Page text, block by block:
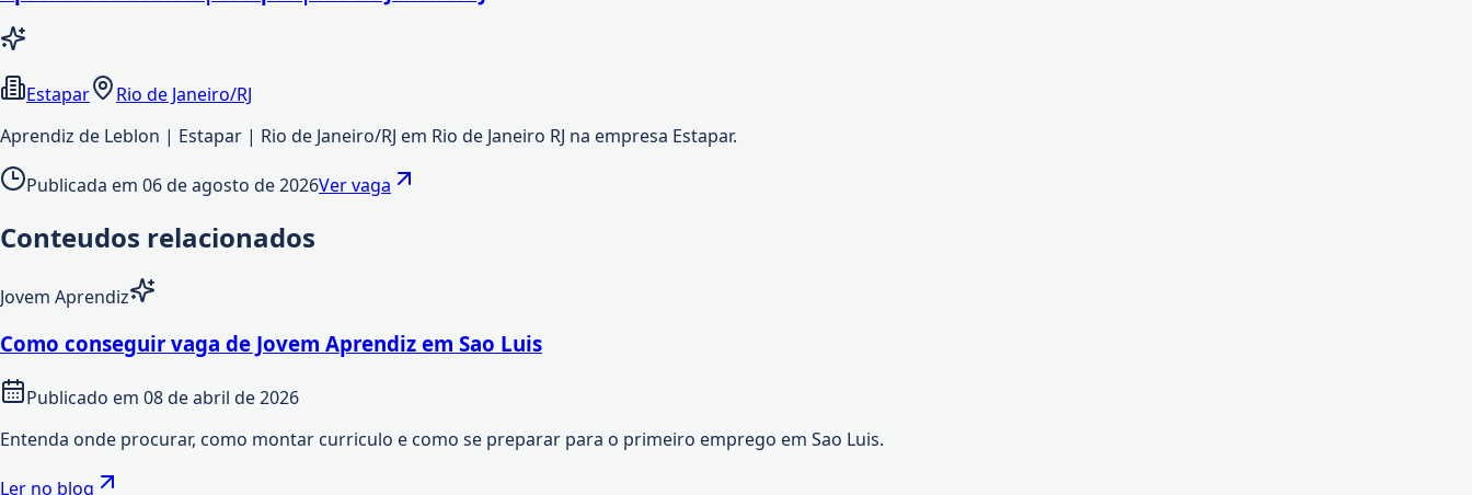
Estapar
Rio de Janeiro/RJ
Aprendiz de Leblon | Estapar | Rio de Janeiro/RJ em Rio de Janeiro RJ na empresa Estapar.
Publicada em 06 de agosto de 2026Ver vaga
Conteudos relacionados
Jovem Aprendiz
Como conseguir vaga de Jovem Aprendiz em Sao Luis
Publicado em 08 de abril de 2026
Entenda onde procurar, como montar curriculo e como se preparar para o primeiro emprego em Sao Luis.
Ler no blog